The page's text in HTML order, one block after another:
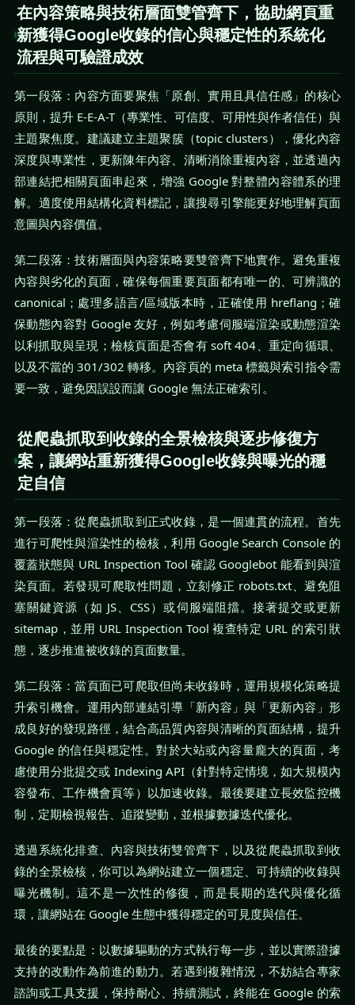
在內容策略與技術層面雙管齊下，協助網頁重
新獲得Google收錄的信心與穩定性的系統化
流程與可驗證成效
第一段落：內容方面要聚焦「原創、實用且具信任感」的核心
原則，提升 E-E-A-T（專業性、可信度、可用性與作者信任）與
主題聚焦度。建議建立主題聚簇（topic clusters），優化內容
深度與專業性，更新陳年內容、清晰消除重複內容，並透過內
部連結把相關頁面串起來，增強 Google 對整體內容體系的理
解。適度使用結構化資料標記，讓搜尋引擎能更好地理解頁面
意圖與內容價值。
第二段落：技術層面與內容策略要雙管齊下地實作。避免重複
內容與劣化的頁面，確保每個重要頁面都有唯一的、可辨識的
canonical；處理多語言/區域版本時，正確使用 hreflang；確
保動態內容對 Google 友好，例如考慮伺服端渲染或動態渲染
以利抓取與呈現；檢核頁面是否會有 soft 404、重定向循環、
以及不當的 301/302 轉移。內容頁的 meta 標籤與索引指令需
要一致，避免因誤設而讓 Google 無法正確索引。
從爬蟲抓取到收錄的全景檢核與逐步修復方
案，讓網站重新獲得Google收錄與曝光的穩
定自信
第一段落：從爬蟲抓取到正式收錄，是一個連貫的流程。首先
進行可爬性與渲染性的檢核，利用 Google Search Console 的
覆蓋狀態與 URL Inspection Tool 確認 Googlebot 能看到與渲
染頁面。若發現可爬取性問題，立刻修正 robots.txt、避免阻
塞關鍵資源（如 JS、CSS）或伺服端阻擋。接著提交或更新
sitemap，並用 URL Inspection Tool 複查特定 URL 的索引狀
態，逐步推進被收錄的頁面數量。
第二段落：當頁面已可爬取但尚未收錄時，運用規模化策略提
升索引機會。運用內部連結引導「新內容」與「更新內容」形
成良好的發現路徑，結合高品質內容與清晰的頁面結構，提升
Google 的信任與穩定性。對於大站或內容量龐大的頁面，考
慮使用分批提交或 Indexing API（針對特定情境，如大規模內
容發布、工作機會頁等）以加速收錄。最後要建立長效監控機
制，定期檢視報告、追蹤變動，並根據數據迭代優化。
透過系統化排查、內容與技術雙管齊下，以及從爬蟲抓取到收
錄的全景檢核，你可以為網站建立一個穩定、可持續的收錄與
曝光機制。這不是一次性的修復，而是長期的迭代與優化循
環，讓網站在 Google 生態中獲得穩定的可見度與信任。
最後的要點是：以數據驅動的方式執行每一步，並以實際證據
支持的改動作為前進的動力。若遇到複雜情況，不妨結合專家
諮詢或工具支援，保持耐心、持續測試，終能在 Google 的索